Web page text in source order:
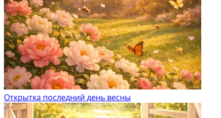
Открытка последний день весны